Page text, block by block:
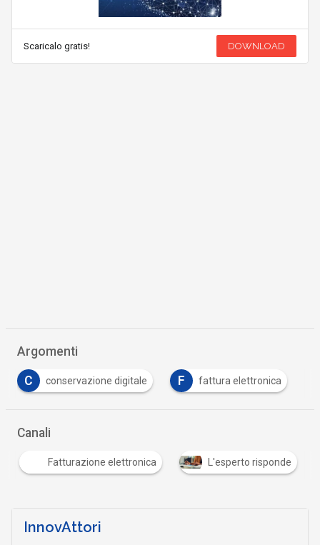
Scaricalo gratis! DOWNLOAD
Argomenti
C conservazione digitale F fattura elettronica
Canali
Fatturazione elettronica L'esperto risponde
InnovAttori